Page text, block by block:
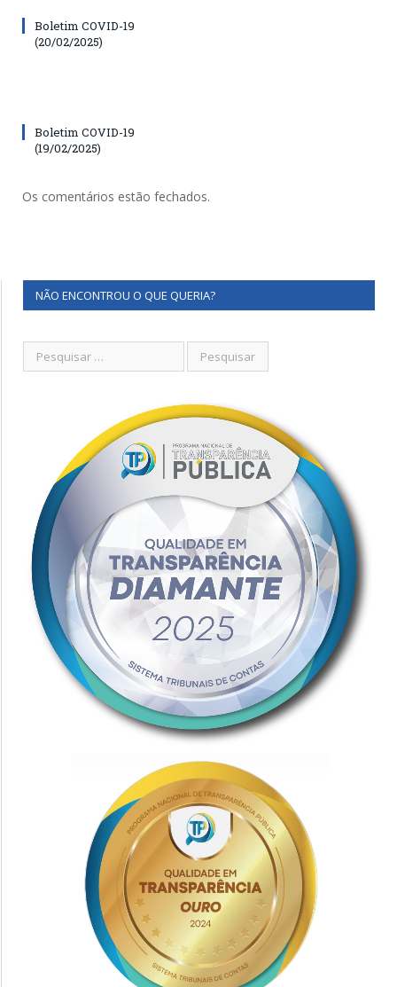
Boletim COVID-19
(20/02/2025)
Boletim COVID-19
(19/02/2025)
Os comentários estão fechados.
NÃO ENCONTROU O QUE QUERIA?